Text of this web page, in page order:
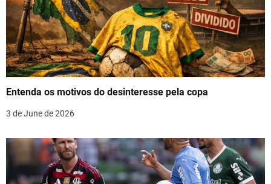
i
g
a
t
n
Entenda os motivos do desinteresse pela copa
3 de June de 2026